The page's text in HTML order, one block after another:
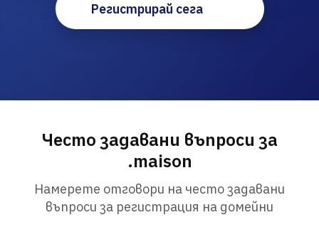
Регистрирай сега
Често задавани въпроси за
.maison
Намерете отговори на често задавани
въпроси за регистрация на домейни